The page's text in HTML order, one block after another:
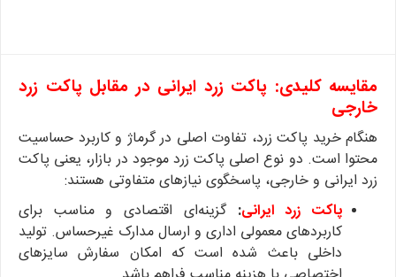
مقایسه کلیدی: پاکت زرد ایرانی در مقابل پاکت زرد
خارجی
هنگام خرید پاکت زرد، تفاوت اصلی در گرماژ و کاربرد حساسیت
محتوا است. دو نوع اصلی پاکت زرد موجود در بازار، یعنی پاکت
زرد ایرانی و خارجی، پاسخگوی نیازهای متفاوتی هستند:
پاکت زرد ایرانی: گزینه‌ای اقتصادی و مناسب برای
کاربردهای معمولی اداری و ارسال مدارک غیرحساس. تولید
داخلی باعث شده است که امکان سفارش سایزهای